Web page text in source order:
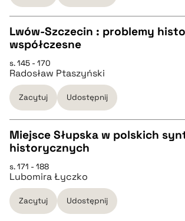
BIBTEX
CZYSTY TEKST
pobierz cytat
BIBTEX
pobierz cytat
Lwów-Szczecin : problemy
współczesne
s. 145 - 170
Radosław Ptaszyński
Zacytuj Udostępnij
CZYSTY TEKST
pobierz cytat
Miejsce Słupska w polskich
historycznych
s. 171 - 188
Lubomira Łyczko
Zacytuj Udostępnij